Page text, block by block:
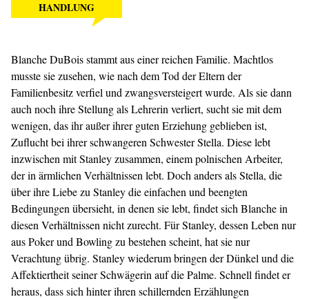
HANDLUNG
Blanche DuBois stammt aus einer reichen Familie. Machtlos
musste sie zusehen, wie nach dem Tod der Eltern der
Familienbesitz verfiel und zwangsversteigert wurde. Als sie dann
auch noch ihre Stellung als Lehrerin verliert, sucht sie mit dem
wenigen, das ihr außer ihrer guten Erziehung geblieben ist,
Zuflucht bei ihrer schwangeren Schwester Stella. Diese lebt
inzwischen mit Stanley zusammen, einem polnischen Arbeiter,
der in ärmlichen Verhältnissen lebt. Doch anders als Stella, die
über ihre Liebe zu Stanley die einfachen und beengten
Bedingungen übersieht, in denen sie lebt, findet sich Blanche in
diesen Verhältnissen nicht zurecht. Für Stanley, dessen Leben nur
aus Poker und Bowling zu bestehen scheint, hat sie nur
Verachtung übrig. Stanley wiederum bringen der Dünkel und die
Affektiertheit seiner Schwägerin auf die Palme. Schnell findet er
heraus, dass sich hinter ihren schillernden Erzählungen